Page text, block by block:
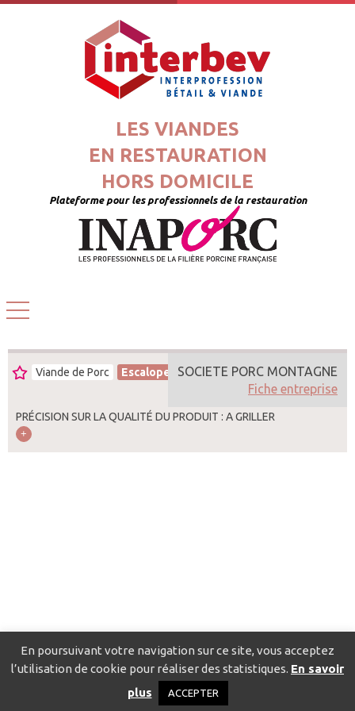
LES VIANDES
EN RESTAURATION
HORS DOMICILE
Plateforme pour les professionnels de la restauration
Viande de Porc Escalope France
PRÉCISION SUR LA QUALITÉ DU PRODUIT : A GRILLER
SOCIETE PORC MONTAGNE
Fiche entreprise
Catalogue pour localiser les fournisseurs
Politique de confidentialité
En poursuivant votre navigation sur ce site, vous acceptez
l’utilisation de cookie pour réaliser des statistiques. En savoir
plus
ACCEPTER